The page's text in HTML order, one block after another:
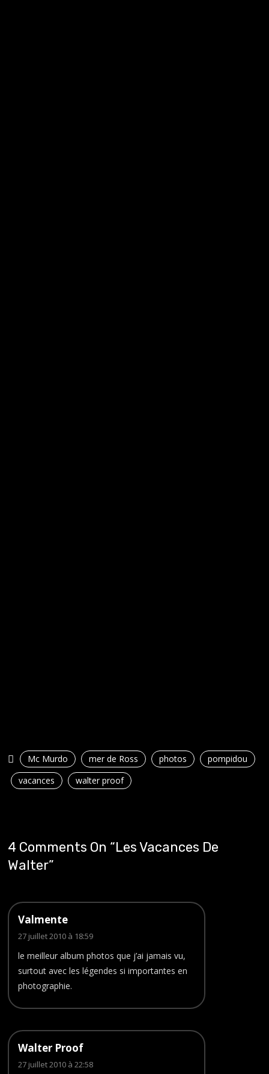
Mc Murdo mer de Ross photos
pompidou
vacances
walter proof
4 Comments On “Les Vacances De
Walter”
Valmente
27 juillet 2010 à 18:59
le meilleur album photos que j’ai jamais vu,
surtout avec les légendes si importantes en
photographie.
Walter Proof
27 juillet 2010 à 22:58